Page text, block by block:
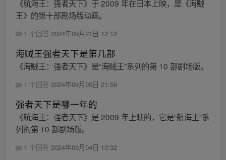
《航海王：强者天下》于 2009 年在日本上映，是《海贼
王》的第十部剧场版动画。
1 个回答 2024年09月21日 12:12
海贼王强者天下是第几部
《海贼王：强者天下》是“海贼王”系列的第 10 部剧场版。
1 个回答 2024年09月05日 21:56
强者天下是哪一年的
《航海王：强者天下》是 2009 年上映的，它是“航海王”系
列的第 10 部剧场版。
1 个回答 2024年09月04日 10:32